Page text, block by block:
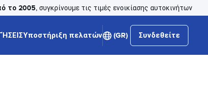
το 2005, συγκρίνουμε τις τιμές ενοικίασης αυτοκινήτων
Υποστήριξη πελατών (GR) Συνδεθείτε